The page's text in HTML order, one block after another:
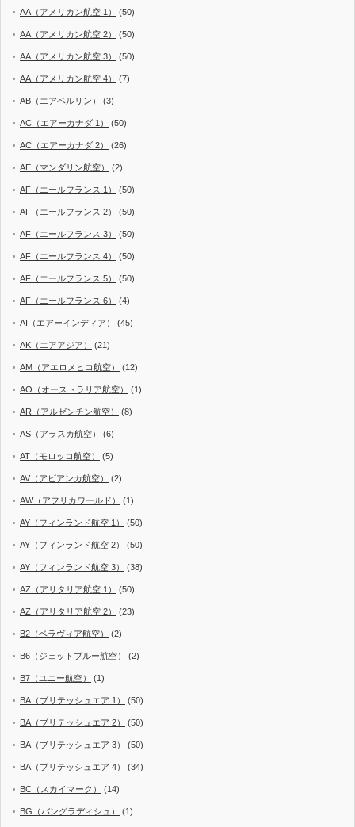
AA（アメリカン航空 1） (50)
AA（アメリカン航空 2） (50)
AA（アメリカン航空 3） (50)
AA（アメリカン航空 4） (7)
AB（エアベルリン） (3)
AC（エアーカナダ 1） (50)
AC（エアーカナダ 2） (26)
AE（マンダリン航空） (2)
AF（エールフランス 1） (50)
AF（エールフランス 2） (50)
AF（エールフランス 3） (50)
AF（エールフランス 4） (50)
AF（エールフランス 5） (50)
AF（エールフランス 6） (4)
AI（エアーインディア） (45)
AK（エアアジア） (21)
AM（アエロメヒコ航空） (12)
AO（オーストラリア航空） (1)
AR（アルゼンチン航空） (8)
AS（アラスカ航空） (6)
AT（モロッコ航空） (5)
AV（アビアンカ航空） (2)
AW（アフリカワールド） (1)
AY（フィンランド航空 1） (50)
AY（フィンランド航空 2） (50)
AY（フィンランド航空 3） (38)
AZ（アリタリア航空 1） (50)
AZ（アリタリア航空 2） (23)
B2（ベラヴィア航空） (2)
B6（ジェットブルー航空） (2)
B7（ユニー航空） (1)
BA（ブリテッシュエア 1） (50)
BA（ブリテッシュエア 2） (50)
BA（ブリテッシュエア 3） (50)
BA（ブリテッシュエア 4） (34)
BC（スカイマーク） (14)
BG（バングラディシュ） (1)